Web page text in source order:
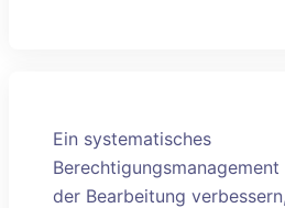
Ein systematisches
der Bearbeitung